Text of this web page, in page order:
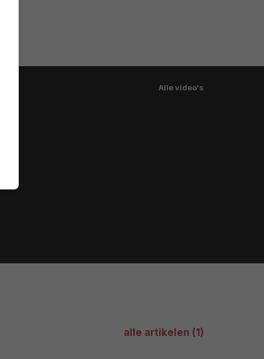
Alle video's
alle artikelen (1)